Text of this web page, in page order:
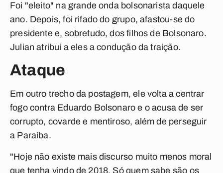
Foi "eleito" na grande onda bolsonarista daquele
ano. Depois, foi rifado do grupo, afastou-se do
presidente e, sobretudo, dos filhos de Bolsonaro.
Julian atribui a eles a condução da traição.
Ataque
Em outro trecho da postagem, ele volta a centrar
fogo contra Eduardo Bolsonaro e o acusa de ser
corrupto, covarde e mentiroso, além de perseguir
a Paraíba.
"Hoje não existe mais discurso muito menos moral
que tenha vindo de 2018. Só quem sabe são os